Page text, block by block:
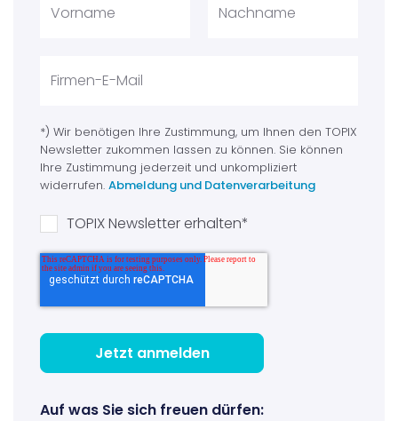
*) Wir benötigen Ihre Zustimmung, um Ihnen den TOPIX
Newsletter zukommen lassen zu können. Sie können
Ihre Zustimmung jederzeit und unkompliziert
widerrufen.Abmeldung und Datenverarbeitung
TOPIX Newsletter erhalten*
Auf was Sie sich freuen dürfen: